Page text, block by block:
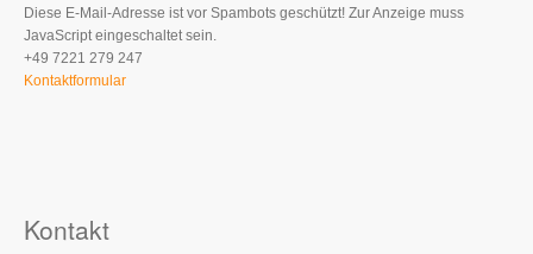
Diese E-Mail-Adresse ist vor Spambots geschützt! Zur Anzeige muss
JavaScript eingeschaltet sein.
+49 7221 279 247
Kontaktformular
Kontakt